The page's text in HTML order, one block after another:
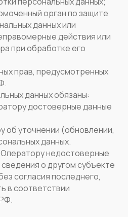
орган по защите
данных или
действия или
при обработке его
прав, предусмотренных
данных обязаны:
достоверные данные
об уточнении (обновлении,
данных.
недостоверные
о другом субъекте
согласия последнего,
в соответствии